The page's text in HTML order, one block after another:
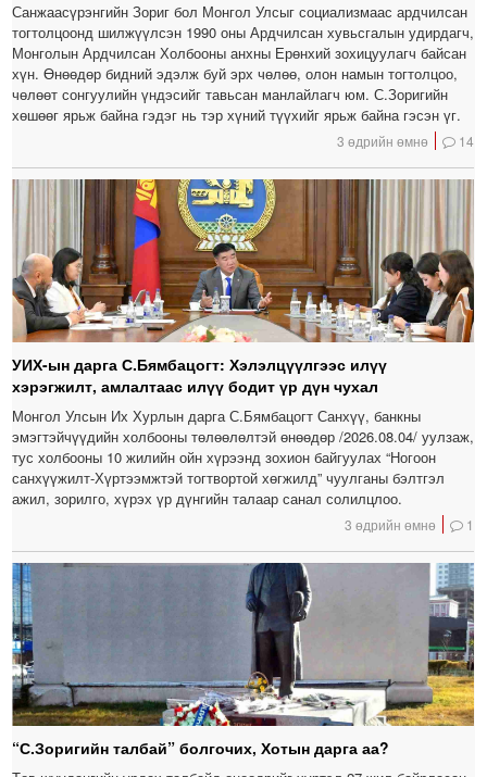
Санжаасүрэнгийн Зориг бол Монгол Улсыг социализмаас ардчилсан
тогтолцоонд шилжүүлсэн 1990 оны Ардчилсан хувьсгалын удирдагч,
Монголын Ардчилсан Холбооны анхны Ерөнхий зохицуулагч байсан
хүн. Өнөөдөр бидний эдэлж буй эрх чөлөө, олон намын тогтолцоо,
чөлөөт сонгуулийн үндэсийг тавьсан манлайлагч юм. С.Зоригийн
хөшөөг ярьж байна гэдэг нь тэр хүний түүхийг ярьж байна гэсэн үг.
3 өдрийн өмнө 14
УИХ-ын дарга С.Бямбацогт: Хэлэлцүүлгээс илүү
хэрэгжилт, амлалтаас илүү бодит үр дүн чухал
Монгол Улсын Их Хурлын дарга С.Бямбацогт Санхүү, банкны
эмэгтэйчүүдийн холбооны төлөөлөлтэй өнөөдөр /2026.08.04/ уулзаж,
тус холбооны 10 жилийн ойн хүрээнд зохион байгуулах “Ногоон
санхүүжилт-Хүртээмжтэй тогтвортой хөгжилд” чуулганы бэлтгэл
ажил, зорилго, хүрэх үр дүнгийн талаар санал солилцлоо.
3 өдрийн өмнө 1
“С.Зоригийн талбай” болгочих, Хотын дарга аа?